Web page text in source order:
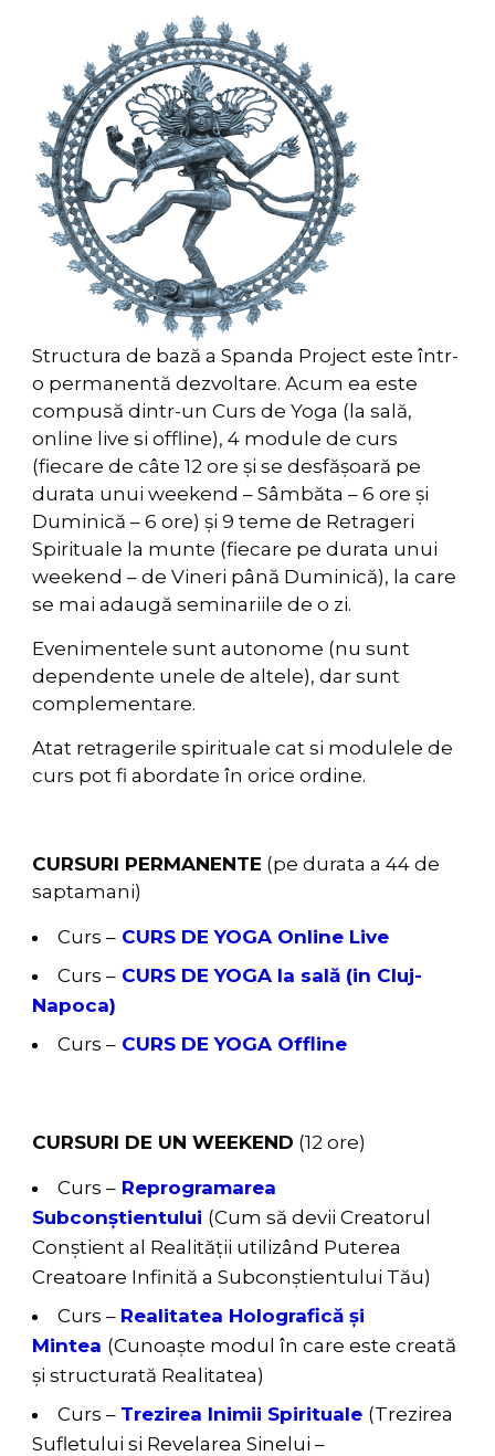
Structura de bază a Spanda Project este într-
o permanentă dezvoltare. Acum ea este
compusă dintr-un Curs de Yoga (la sală,
online live si offline), 4 module de curs
(fiecare de câte 12 ore și se desfășoară pe
durata unui weekend – Sâmbăta – 6 ore și
Duminică – 6 ore) și 9 teme de Retrageri
Spirituale la munte (fiecare pe durata unui
weekend – de Vineri până Duminică), la care
se mai adaugă seminariile de o zi.
Evenimentele sunt autonome (nu sunt
dependente unele de altele), dar sunt
complementare.
Atat retragerile spirituale cat si modulele de
curs pot fi abordate în orice ordine.
CURSURI PERMANENTE (pe durata a 44 de
saptamani)
Curs – CURS DE YOGA Online Live
Curs – CURS DE YOGA la sală (in Cluj-
Napoca)
Curs – CURS DE YOGA Offline
CURSURI DE UN WEEKEND (12 ore)
Curs – Reprogramarea
Subconștientului (Cum să devii Creatorul
Conștient al Realității utilizând Puterea
Creatoare Infinită a Subconștientului Tău)
Curs – Realitatea Holografică și
Mintea (Cunoaște modul în care este creată
și structurată Realitatea)
Curs – Trezirea Inimii Spirituale (Trezirea
Sufletului si Revelarea Sinelui –